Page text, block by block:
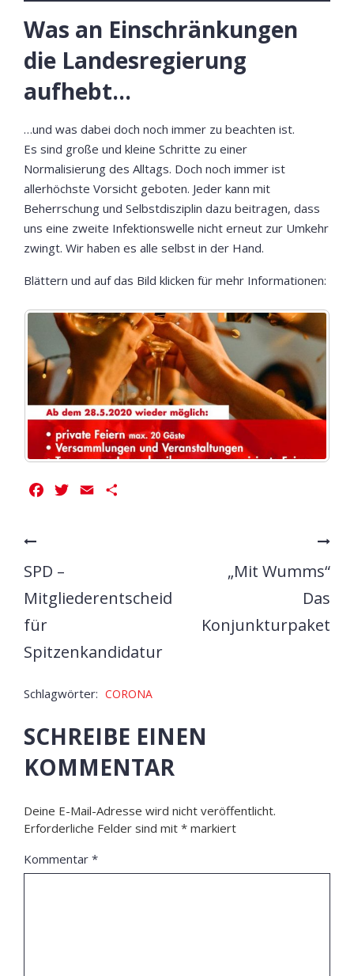
Was an Einschränkungen
die Landesregierung
aufhebt…
…und was dabei doch noch immer zu beachten ist.
Es sind große und kleine Schritte zu einer
Normalisierung des Alltags. Doch noch immer ist
allerhöchste Vorsicht geboten. Jeder kann mit
Beherrschung und Selbstdisziplin dazu beitragen, dass
uns eine zweite Infektionswelle nicht erneut zur Umkehr
zwingt. Wir haben es alle selbst in der Hand.
Blättern und auf das Bild klicken für mehr Informationen:
FacebookTwitter
Email
SPD –
Mitgliederentscheid
für
Spitzenkandidatur
„Mit Wumms“
Das
Konjunkturpaket
Schlagwörter: CORONA
SCHREIBE EINEN
KOMMENTAR
Deine E-Mail-Adresse wird nicht veröffentlicht.
Erforderliche Felder sind mit * markiert
Kommentar *